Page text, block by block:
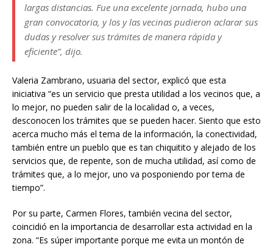
largas distancias. Fue una excelente jornada, hubo una
gran convocatoria, y los y las vecinas pudieron aclarar sus
dudas y resolver sus trámites de manera rápida y
eficiente”, dijo.
Valeria Zambrano, usuaria del sector, explicó que esta
iniciativa “es un servicio que presta utilidad a los vecinos que, a
lo mejor, no pueden salir de la localidad o, a veces,
desconocen los trámites que se pueden hacer. Siento que esto
acerca mucho más el tema de la información, la conectividad,
también entre un pueblo que es tan chiquitito y alejado de los
servicios que, de repente, son de mucha utilidad, así como de
trámites que, a lo mejor, uno va posponiendo por tema de
tiempo”.
Por su parte, Carmen Flores, también vecina del sector,
coincidió en la importancia de desarrollar esta actividad en la
zona. “Es súper importante porque me evita un montón de